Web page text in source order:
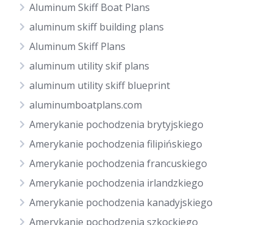
Aluminum Skiff Boat Plans
aluminum skiff building plans
Aluminum Skiff Plans
aluminum utility skif plans
aluminum utility skiff blueprint
aluminumboatplans.com
Amerykanie pochodzenia brytyjskiego
Amerykanie pochodzenia filipińskiego
Amerykanie pochodzenia francuskiego
Amerykanie pochodzenia irlandzkiego
Amerykanie pochodzenia kanadyjskiego
Amerykanie pochodzenia szkockiego